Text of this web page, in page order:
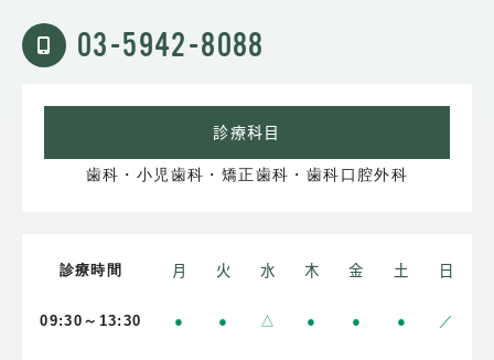
03-5942-8088
診療科目
歯科・小児歯科・矯正歯科・歯科口腔外科
診療時間 月 火 水 木 金 土 日
09:30～13:30 ● ● △ ● ● ● ／